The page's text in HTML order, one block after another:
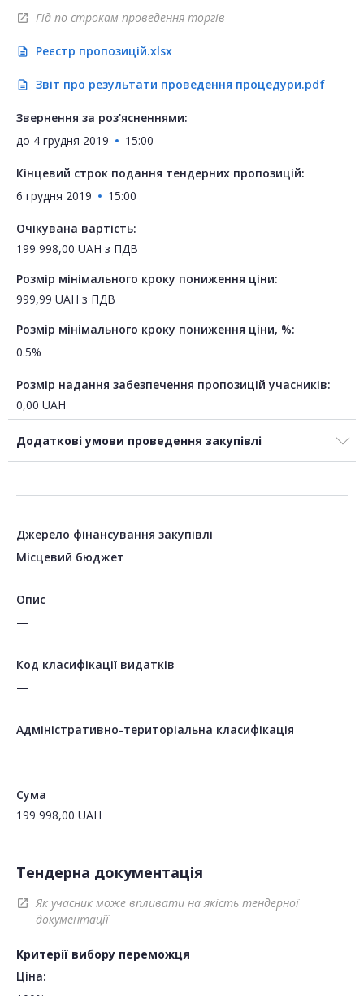
open_in_new Гід по строкам проведення торгів
description Реєстр пропозицій.xlsx
description Звіт про результати проведення процедури.pdf
Звернення за роз'ясненнями:
до 4 грудня 2019 15:00
Кінцевий строк подання тендерних пропозицій:
6 грудня 2019
15:00
Очікувана вартість:
199 998,00 UAH з ПДВ
Розмір мінімального кроку пониження ціни:
999,99 UAH з ПДВ
Розмір мінімального кроку пониження ціни, %:
0.5%
Розмір надання забезпечення пропозицій учасників:
0,00 UAH
Додаткові умови проведення закупівлі
Джерело фінансування закупівлі
Місцевий бюджет
Опис
—
Код класифікації видатків
—
Адміністративно-територіальна класифікація
—
Сума
199 998,00 UAH
Тендерна документація
open_in_new
Як учасник може впливати на якість тендерної
документації
Критерії вибору переможця
Ціна: